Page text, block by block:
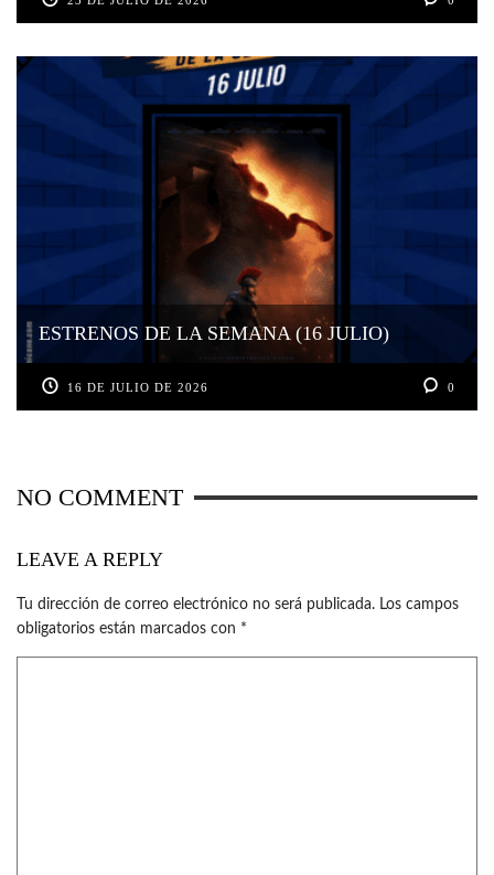
ESTRENOS DE LA SEMANA (16 JULIO)
16 DE JULIO DE 2026 0
NO COMMENT
LEAVE A REPLY
Tu dirección de correo electrónico no será publicada. Los campos
obligatorios están marcados con *